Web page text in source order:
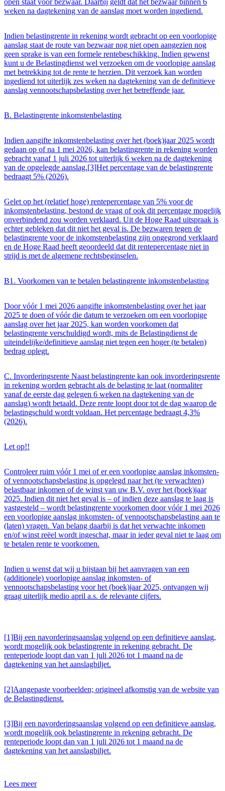
open staat voor bezwaar. Daarbij geldt dat het bezwaar binnen 6
weken na dagtekening van de aanslag moet worden ingediend.
Indien belastingrente in rekening wordt gebracht op een voorlopige
aanslag staat de route van bezwaar nog niet open aangezien nog
geen sprake is van een formele rentebeschikking. Indien gewenst
kunt u de Belastingdienst wel verzoeken om de voorlopige aanslag
met betrekking tot de rente te herzien. Dit verzoek kan worden
ingediend tot uiterlijk zes weken na dagtekening van de definitieve
aanslag vennootschapsbelasting over het betreffende jaar.
B. Belastingrente inkomstenbelasting
Indien aangifte inkomstenbelasting over het (boek)jaar 2025 wordt
gedaan op of na 1 mei 2026, kan belastingrente in rekening worden
gebracht vanaf 1 juli 2026 tot uiterlijk 6 weken na de dagtekening
van de opgelegde aanslag.[3]Het percentage van de belastingrente
bedraagt 5% (2026).
Gelet op het (relatief hoge) rentepercentage van 5% voor de
inkomstenbelasting, bestond de vraag of ook dit percentage mogelijk
onverbindend zou worden verklaard. Uit de Hoge Raad uitspraak is
echter gebleken dat dit niet het geval is. De bezwaren tegen de
belastingrente voor de inkomstenbelasting zijn ongegrond verklaard
en de Hoge Raad heeft geoordeeld dat dit rentepercentage niet in
strijd is met de algemene rechtsbeginselen.
B1. Voorkomen van te betalen belastingrente inkomstenbelasting
Door vóór 1 mei 2026 aangifte inkomstenbelasting over het jaar
2025 te doen of vóór die datum te verzoeken om een voorlopige
aanslag over het jaar 2025, kan worden voorkomen dat
belastingrente verschuldigd wordt, mits de Belastingdienst de
uiteindelijke/definitieve aanslag niet tegen een hoger (te betalen)
bedrag oplegt.
C. Invorderingsrente Naast belastingrente kan ook invorderingsrente
in rekening worden gebracht als de belasting te laat (normaliter
vanaf de eerste dag gelegen 6 weken na dagtekening van de
aanslag) wordt betaald. Deze rente loopt door tot de dag waarop de
belastingschuld wordt voldaan. Het percentage bedraagt 4,3%
(2026).
Let op!!
Controleer ruim vóór 1 mei of er een voorlopige aanslag inkomsten-
of vennootschapsbelasting is opgelegd naar het (te verwachten)
belastbaar inkomen of de winst van uw B.V. over het (boek)jaar
2025. Indien dit niet het geval is – of indien deze aanslag te laag is
vastgesteld – wordt belastingrente voorkomen door vóór 1 mei 2026
een voorlopige aanslag inkomsten- of vennootschapsbelasting aan te
(laten) vragen. Van belang daarbij is dat het verwachte inkomen
en/of winst reëel wordt ingeschat, maar in ieder geval niet te laag om
te betalen rente te voorkomen.
Indien u wenst dat wij u bijstaan bij het aanvragen van een
(additionele) voorlopige aanslag inkomsten- of
vennootschapsbelasting voor het (boek)jaar 2025, ontvangen wij
graag uiterlijk medio april a.s. de relevante cijfers.
[1]Bij een navorderingsaanslag volgend op een definitieve aanslag,
wordt mogelijk ook belastingrente in rekening gebracht. De
renteperiode loopt dan van 1 juli 2026 tot 1 maand na de
dagtekening van het aanslagbiljet.
[2]Aangepaste voorbeelden; origineel afkomstig van de website van
de Belastingdienst.
[3]Bij een navorderingsaanslag volgend op een definitieve aanslag,
wordt mogelijk ook belastingrente in rekening gebracht. De
renteperiode loopt dan van 1 juli 2026 tot 1 maand na de
dagtekening van het aanslagbiljet.
Lees meer